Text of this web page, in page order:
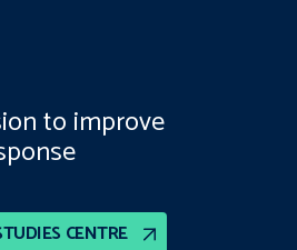
CENTRE
to improve